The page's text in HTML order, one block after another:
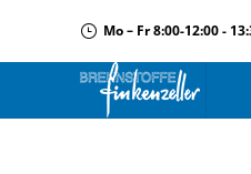
Mo – Fr 8:00-12:00 -